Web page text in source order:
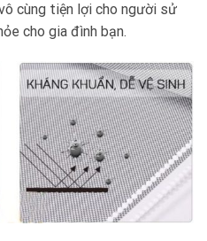
cùng tiện lợi cho người sử
cho gia đình bạn.